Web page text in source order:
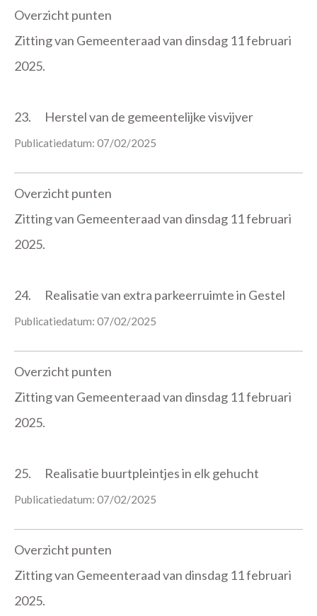
Overzicht punten
Zitting van Gemeenteraad van dinsdag 11 februari
2025.
23. Herstel van de gemeentelijke visvijver
Publicatiedatum: 07/02/2025
Overzicht punten
Zitting van Gemeenteraad van dinsdag 11 februari
2025.
24. Realisatie van extra parkeerruimte in Gestel
Publicatiedatum: 07/02/2025
Overzicht punten
Zitting van Gemeenteraad van dinsdag 11 februari
2025.
25. Realisatie buurtpleintjes in elk gehucht
Publicatiedatum: 07/02/2025
Overzicht punten
Zitting van Gemeenteraad van dinsdag 11 februari
2025.